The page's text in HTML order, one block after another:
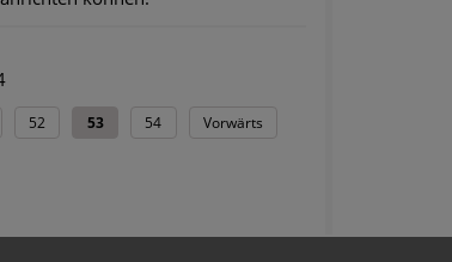
52 53 54 Vorwärts